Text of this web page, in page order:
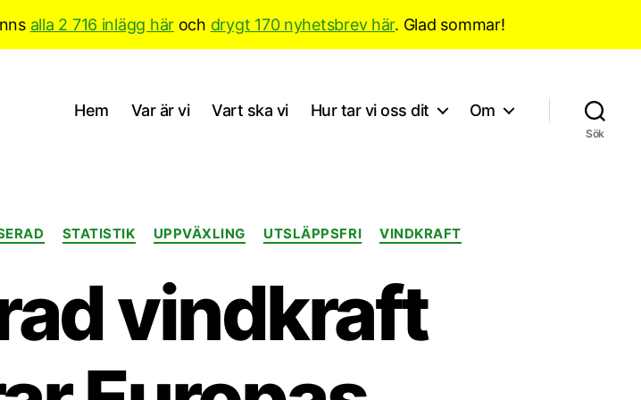
alla 2 716 inlägg här och drygt 170 nyhetsbrev här. Glad sommar!
Hem Var är vi Vart ska vi Hur tar vi oss dit Om
Sök
Kategorier
STATISTIK UPPVÄXLING UTSLÄPPSFRI VINDKRAFT
vindkraft